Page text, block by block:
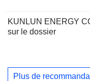
KUNLUN ENERGY
sur le dossier
Plus de